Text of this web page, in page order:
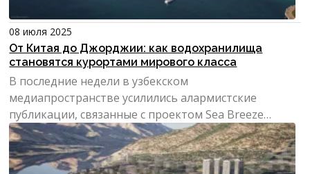
08 июля 2025
От Китая до Джорджии: как водохранилища
становятся курортами мирового класса
В последние недели в узбекском
медиапространстве усилились алармистские
публикации, связанные с проектом Sea Breeze
Uzbekistan — курортным комплексом,...